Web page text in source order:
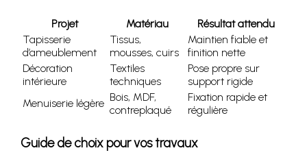
Projet Matériau
Résultat attendu
Tapisserie
d’ameublement
Tissus,
mousses, cuirs
Maintien fiable et
finition nette
Décoration
intérieure
Textiles
techniques
Pose propre sur
support rigide
Menuiserie légère Bois, MDF,
contreplaqué
Fixation rapide et
régulière
Guide de choix pour vos travaux